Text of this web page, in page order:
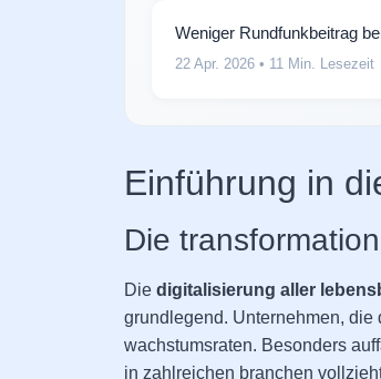
Weniger Rundfunkbeitrag
22 Apr. 2026 • 11 Min. Lesezeit
Einführung in
Die
Die digitalisierung aller
grundlegend. Unternehmen,
wachstumsraten. Besonders
in zahlreichen branchen